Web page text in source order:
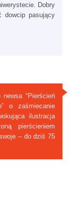
Dobry
dowcip pasujący
“Pierścień
o zaśmiecanie
ilustracja
pierścieniem
– do dziś 75